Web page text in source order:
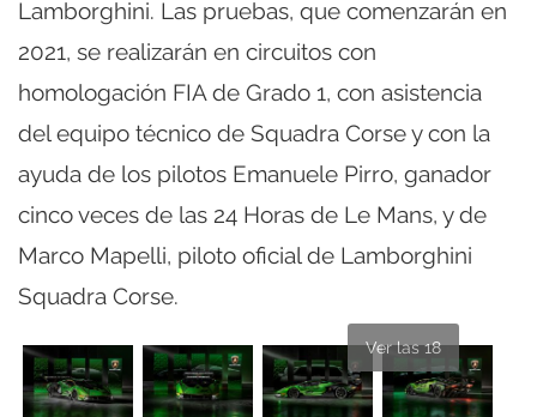
Lamborghini. Las pruebas, que comenzarán en
2021, se realizarán en circuitos con
homologación FIA de Grado 1, con asistencia
del equipo técnico de Squadra Corse y con la
ayuda de los pilotos Emanuele Pirro, ganador
cinco veces de las 24 Horas de Le Mans, y de
Marco Mapelli, piloto oficial de Lamborghini
Squadra Corse.
Ver las 18